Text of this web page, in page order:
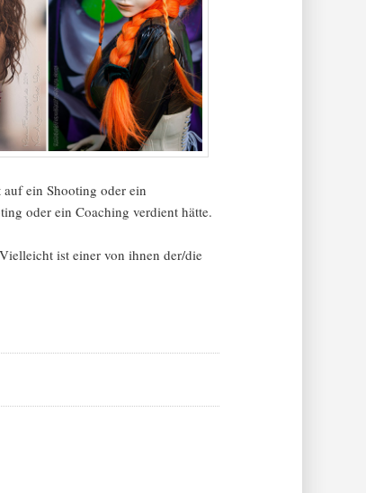
ein Shooting oder ein
oder ein Coaching verdient hätte.
ist einer von ihnen der/die